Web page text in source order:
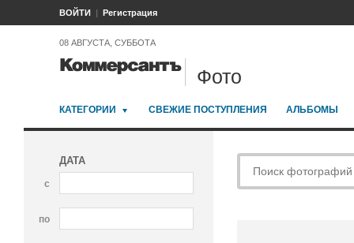
ВОЙТИ Регистрация
08 АВГУСТА, СУББОТА
Фото
КАТЕГОРИИ СВЕЖИЕ ПОСТУПЛЕНИЯ АЛЬБОМЫ
ДАТА
с
по